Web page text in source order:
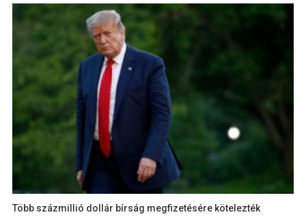
Több százmillió dollár bírság megfizetésére kötelezték